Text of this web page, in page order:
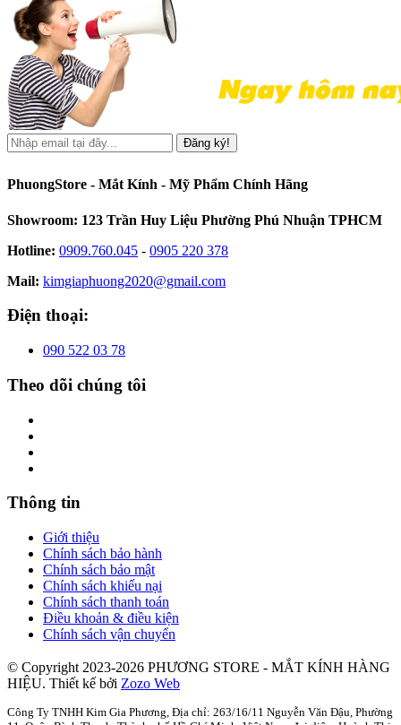
Đăng ký!
PhuongStore - Mắt Kính - Mỹ Phẩm Chính Hãng
Showroom: 123 Trần Huy Liệu Phường Phú Nhuận TPHCM
Hotline: 0909.760.045 - 0905 220 378
Mail: kimgiaphuong2020@gmail.com
Điện thoại:
090 522 03 78
Theo dõi chúng tôi
Thông tin
Giới thiệu
Chính sách bảo hành
Chính sách bảo mật
Chính sách khiếu nại
Chính sách thanh toán
Điều khoản & điều kiện
Chính sách vận chuyển
© Copyright 2023-2026 PHƯƠNG STORE - MẮT KÍNH HÀNG
HIỆU. Thiết kế bởi Zozo Web
Công Ty TNHH Kim Gia Phương, Địa chỉ: 263/16/11 Nguyễn Văn Đậu, Phường